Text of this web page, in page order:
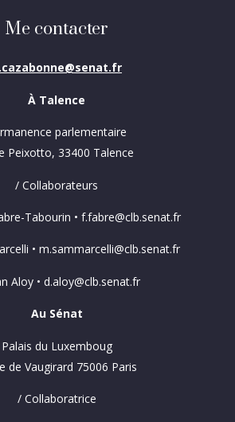
Me contacter
À Talence
parlementaire
Peixotto, 33400 Talence
/ Collaborateurs
Tabourin • f.fabre@clb.senat.fr
• m.sammarcelli@clb.senat.fr
Aloy • d.aloy@clb.senat.fr
Au Sénat
Palais du Luxemboug
de Vaugirard 75006 Paris
/ Collaboratrice